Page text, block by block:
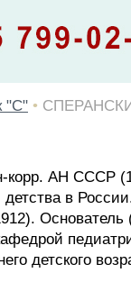
"С" •
АН СССР
в
детского